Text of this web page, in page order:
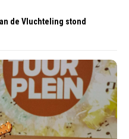
de Vluchteling stond